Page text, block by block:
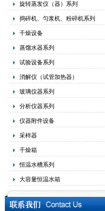
旋转蒸发仪（器）系列
捣碎机、匀浆机、粉碎机系列
干燥设备
蒸馏水器系列
试验设备系列
消解仪（试管加热器）
玻璃仪器系列
分析仪器系列
仪器附件设备
采样器
干燥箱
恒温水槽系列
大容量恒温水箱